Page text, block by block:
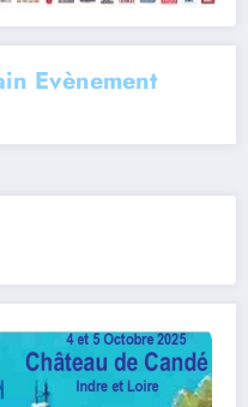
Evènement